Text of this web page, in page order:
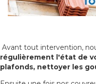
Avant tout intervention,
régulièrement l'état de
plafonds, nettoyer les